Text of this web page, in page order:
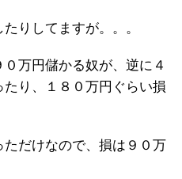
りしてますが。。。
万円儲かる奴が、逆に４
り、１８０万円ぐらい損
ただけなので、損は９０万